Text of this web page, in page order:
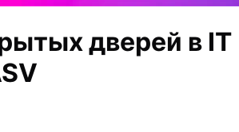
дверей в IT